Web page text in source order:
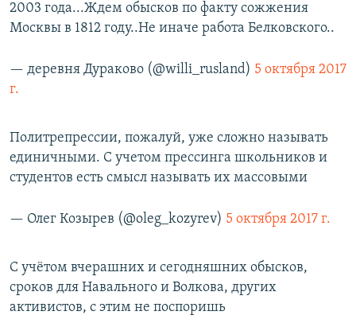
2003 года...Ждем обысков по факту сожжения
Москвы в 1812 году..Не иначе работа Белковского..
— деревня Дураково (@willi_rusland) 5 октября 2017
г.
Политрепрессии, пожалуй, уже сложно называть
единичными. С учетом прессинга школьников и
студентов есть смысл называть их массовыми
— Олег Козырев (@oleg_kozyrev) 5 октября 2017 г.
С учётом вчерашних и сегодняшних обысков,
сроков для Навального и Волкова, других
активистов, с этим не поспоришь